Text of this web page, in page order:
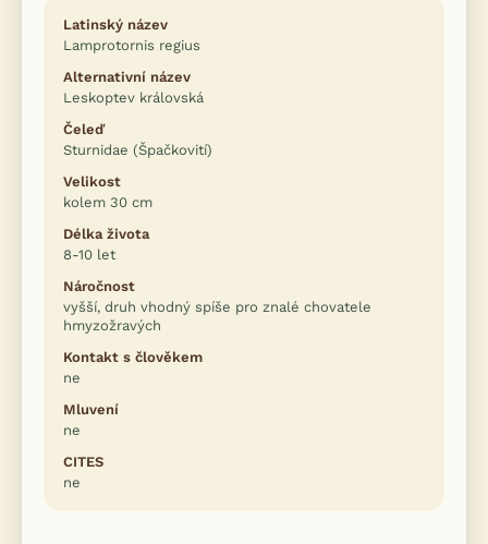
Latinský název
Lamprotornis regius
Alternativní název
Leskoptev královská
Čeleď
Sturnidae (Špačkovití)
Velikost
kolem 30 cm
Délka života
8-10 let
Náročnost
vyšší, druh vhodný spíše pro znalé chovatele
hmyzožravých
Kontakt s člověkem
ne
Mluvení
ne
CITES
ne